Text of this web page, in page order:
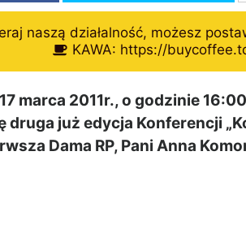
naszą działalność, możesz
KAWA: https://
17 marca 2011r., o godzinie
druga już edycja Konferencji
Dama RP, Pani Anna